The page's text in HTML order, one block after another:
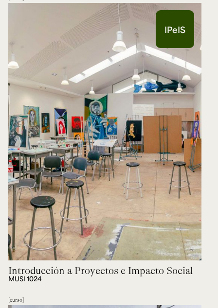
IPeIS
Introducción a Proyectos e Impacto Social
MUSI 1024
curso